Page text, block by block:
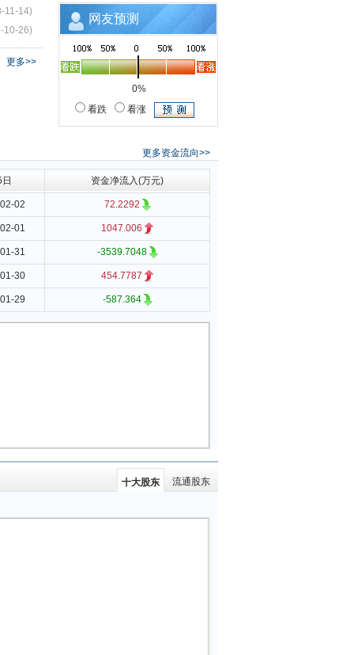
11-14)
10-26)
更多>>
网友预测
0%
看跌
看涨
更多资金流向>>
资金净流入(万元)
02 72.2292
01 1047.006
31 -3539.7048
30 454.7787
29 -587.364
十大股东 流通股东